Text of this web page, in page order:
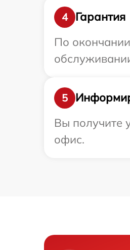
4
Гарантия
По
5
Вы получите
офис.